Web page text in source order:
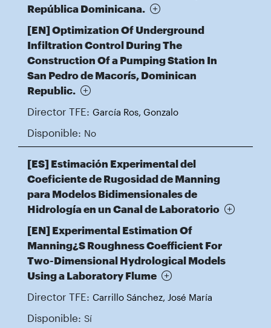
República Dominicana.
[EN] Optimization Of Underground
Infiltration Control During The
Construction Of a Pumping Station In
San Pedro de Macorís, Dominican
Republic.
Director TFE: García Ros, Gonzalo
Disponible: No
[ES] Estimación Experimental del
Coeficiente de Rugosidad de Manning
para Modelos Bidimensionales de
Hidrología en un Canal de Laboratorio
[EN] Experimental Estimation Of
Manning¿S Roughness Coefficient For
Two-Dimensional Hydrological Models
Using a Laboratory Flume
Director TFE: Carrillo Sánchez, José María
Disponible: Sí